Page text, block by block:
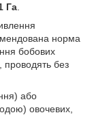
Га
норма
бобових
проводять без
або
овочевих,